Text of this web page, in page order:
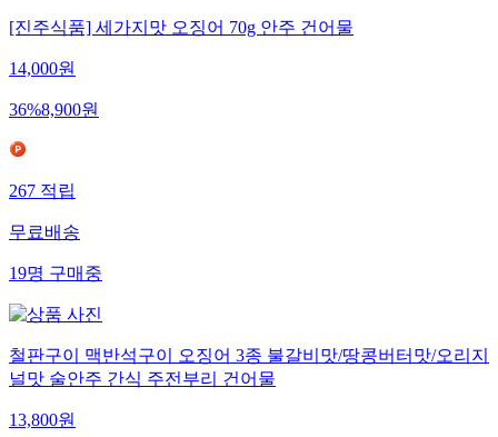
[진주식품] 세가지맛 오징어 70g 안주 건어물
14,000원
36%8,900원
267 적립
무료배송
19명 구매중
철판구이 맥반석구이 오징어 3종 불갈비맛/땅콩버터맛/오리지
널맛 술안주 간식 주전부리 건어물
13,800원